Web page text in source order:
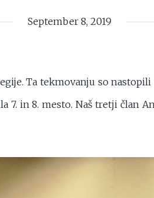
September 8, 2019
Ta tekmovanju so
7. in 8. mesto. Naš tretji član